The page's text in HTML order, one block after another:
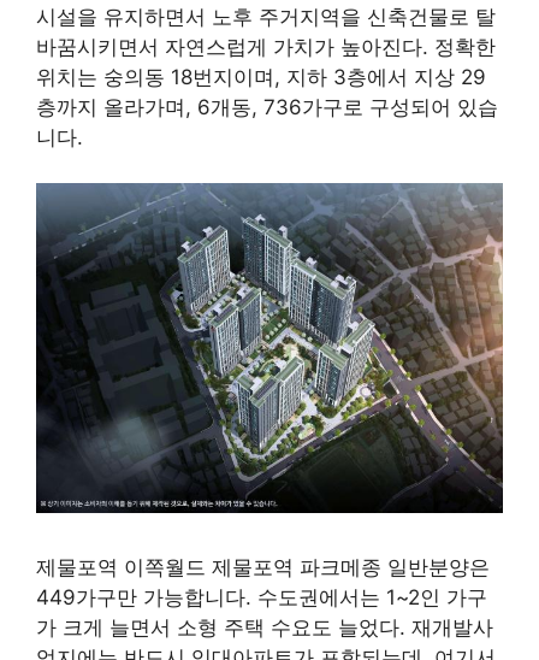
시설을 유지하면서 노후 주거지역을 신축건물로 탈
바꿈시키면서 자연스럽게 가치가 높아진다. 정확한
위치는 숭의동 18번지이며, 지하 3층에서 지상 29
층까지 올라가며, 6개동, 736가구로 구성되어 있습
니다.
제물포역 이쪽월드 제물포역 파크메종 일반분양은
449가구만 가능합니다. 수도권에서는 1~2인 가구
가 크게 늘면서 소형 주택 수요도 늘었다. 재개발사